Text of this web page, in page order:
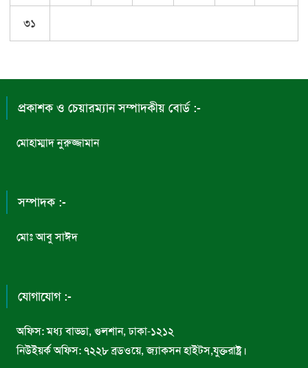
৩১
প্রকাশক ও চেয়ারম্যান সম্পাদকীয় বোর্ড :-
মোহাম্মাদ নুরুজ্জামান
সম্পাদক :-
মোঃ আবু সাঈদ
যোগাযোগ :-
অফিস: মধ্য বাড্ডা, গুলশান, ঢাকা-১২১২
নিউইয়র্ক অফিস: ৭২২৮ ব্রডওয়ে, জ্যাকসন হাইটস,যুক্তরাষ্ট্র।